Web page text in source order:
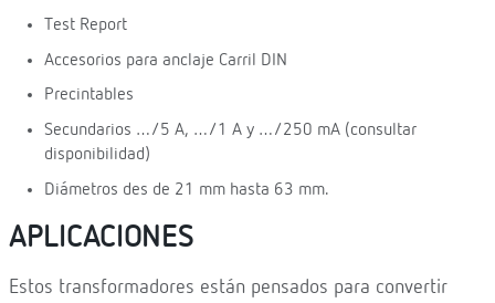
Test Report
Accesorios para anclaje Carril DIN
Precintables
Secundarios …/5 A, …/1 A y …/250 mA (consultar
disponibilidad)
Diámetros des de 21 mm hasta 63 mm.
APLICACIONES
Estos transformadores están pensados para convertir